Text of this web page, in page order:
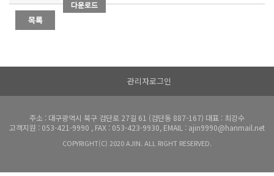
관리자로그인
주소 : 대구광역시 북구 검단로 27길 61 (검단동 887-167) 대표 : 최강수
고객지원 : 053-421-9990 , FAX : 053-423-9930, EMAIL : ajin9990@hanmail.net
COPYRIGHT(C) 2020 AJIN. ALL RIGHT RESERVED.